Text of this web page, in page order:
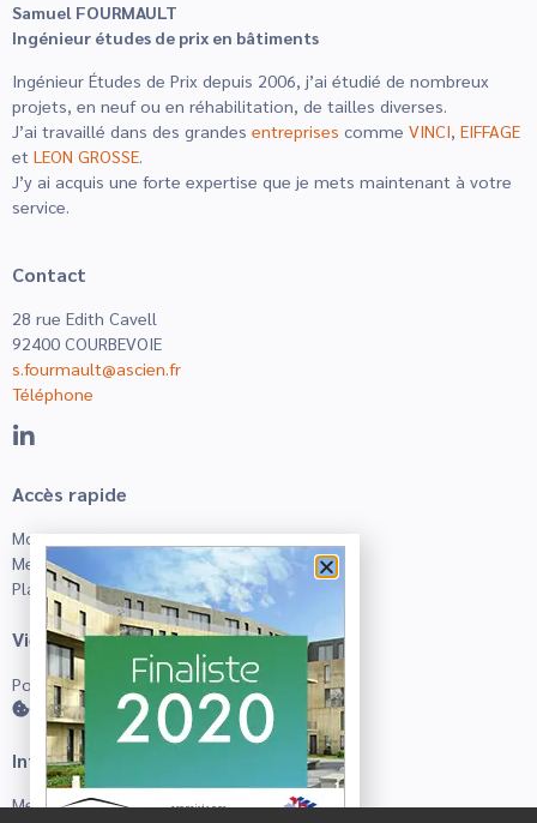
Samuel FOURMAULT
Ingénieur études de prix en bâtiments
Ingénieur Études de Prix depuis 2006, j’ai étudié de nombreux
projets, en neuf ou en réhabilitation, de tailles diverses.
J’ai travaillé dans des grandes entreprises comme VINCI, EIFFAGE
et LEON GROSSE.
J’y ai acquis une forte expertise que je mets maintenant à votre
service.
Contact
28 rue Edith Cavell
92400 COURBEVOIE
s.fourmault@ascien.fr
Téléphone
Accès rapide
Mon compte
Mes favoris
Plan du site
Vie privée
Politique de confidentialité
Gestion des cookies
Informations
Mentions légales